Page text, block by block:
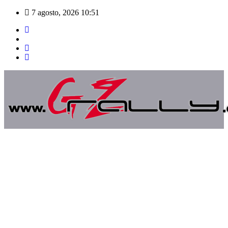
Saltar
contenido
7 agosto, 2026 10:51